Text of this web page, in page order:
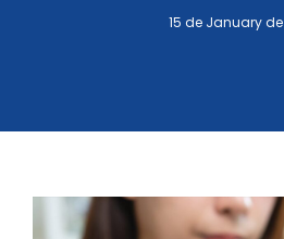
15 de January